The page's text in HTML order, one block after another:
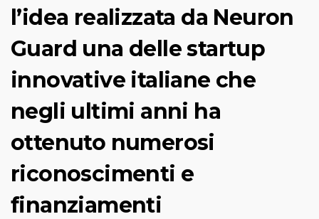
l’idea realizzata da Neuron
Guard una delle startup
innovative italiane che
negli ultimi anni ha
ottenuto numerosi
riconoscimenti e
finanziamenti